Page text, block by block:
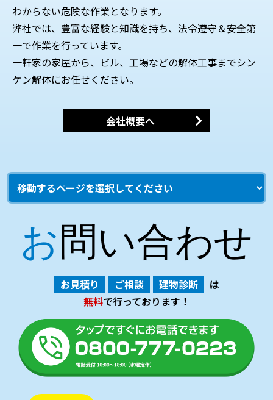
わからない危険な作業となります。
弊社では、豊富な経験と知識を持ち、法令遵守＆安全第
一で作業を行っています。
一軒家の家屋から、ビル、工場などの解体工事までシン
ケン解体にお任せください。
会社概要へ
お問い合わせ
お見積り ご相談 建物診断
は
無料で行っております！